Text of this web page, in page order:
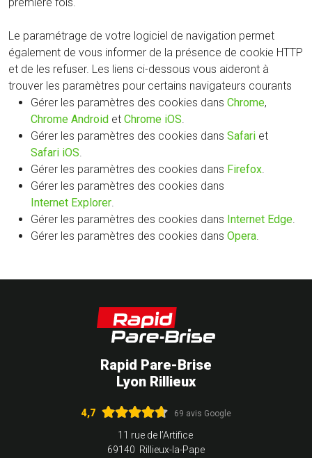
Le paramétrage de votre logiciel de navigation permet
également de vous informer de la présence de cookie HTTP
et de les refuser. Les liens ci-dessous vous aideront à
trouver les paramètres pour certains navigateurs courants
Gérer les paramètres des cookies dans Chrome,
Chrome Android et Chrome iOS.
Gérer les paramètres des cookies dans Safari et
Safari iOS.
Gérer les paramètres des cookies dans Firefox.
Gérer les paramètres des cookies dans
Internet Explorer.
Gérer les paramètres des cookies dans Internet Edge.
Gérer les paramètres des cookies dans Opera.
Rapid Pare-Brise
Lyon Rillieux
4,7 69 avis Google
11 rue de l’Artifice
69140 Rillieux-la-Pape